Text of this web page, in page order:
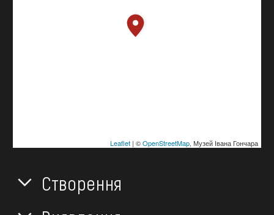
Leaflet| ©OpenStreetMap, Музей Івана Гончара
Створення